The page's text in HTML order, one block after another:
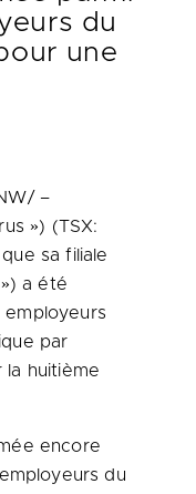
du
une
–
») (TSX:
sa filiale
a été
employeurs
par
la huitième
encore
du